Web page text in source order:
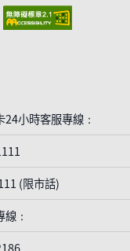
小時客服專線：
(限市話)
：